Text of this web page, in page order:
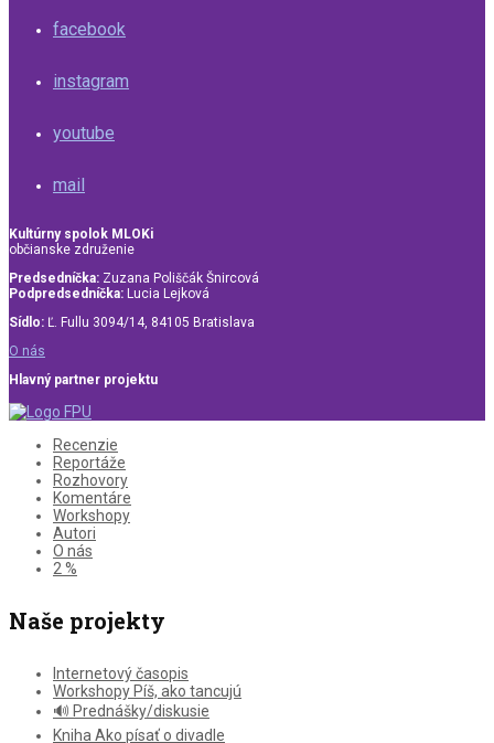
facebook
instagram
youtube
mail
Kultúrny spolok MLOKi
občianske združenie
Predsedníčka: Zuzana Poliščák Šnircová
Podpredsedníčka: Lucia Lejková
Sídlo: Ľ. Fullu 3094/14, 84105 Bratislava
O nás
Hlavný partner projektu
Recenzie
Reportáže
Rozhovory
Komentáre
Workshopy
Autori
O nás
2 %
Naše projekty
Internetový časopis
Workshopy Píš, ako tancujú
🔊 Prednášky/diskusie
Kniha Ako písať o divadle